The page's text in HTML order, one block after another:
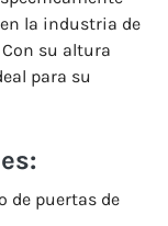
la industria de
su altura
para su
de puertas de